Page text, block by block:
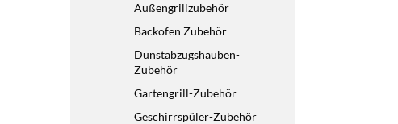
Außengrillzubehör
Backofen Zubehör
Dunstabzugshauben-
Zubehör
Gartengrill-Zubehör
Geschirrspüler-Zubehör